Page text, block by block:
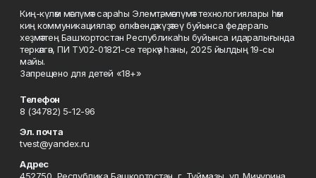
Киң-күләм мәғлүмәт сараһы Элемтә, мәғлүмәт технологиялары һәм
киң коммуникациялар өлкәһендә күҙәтеү буйынса федераль
хеҙмәттең Башҡортостан Республикаһы буйынса идаралығында
теркәлгән, ПИ ТУ02-01821-се теркәү һаны, 2025 йылдың 19-сы
майы.
Запрещено для детей «18+»
Телефон
8 (34782) 5-12-96
Эл. почта
tvest@yandex.ru
Адрес